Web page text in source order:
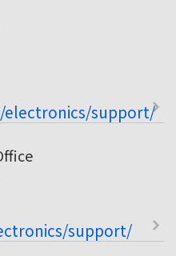
electronics/support/
support/